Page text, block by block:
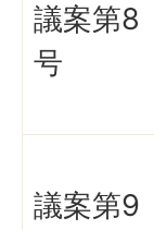
議案第8
号
議案第9